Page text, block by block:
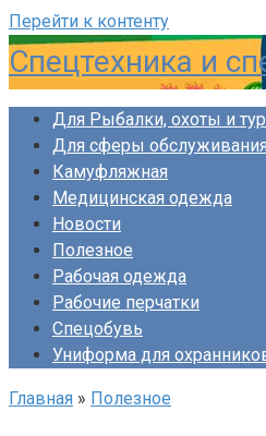
Перейти к контенту
Спецтехника и
Для Рыбалки, охоты и
Для сферы обслуживания
Камуфляжная
Медицинская одежда
Новости
Полезное
Рабочая одежда
Рабочие перчатки
Спецобувь
Униформа для
Главная » Полезное